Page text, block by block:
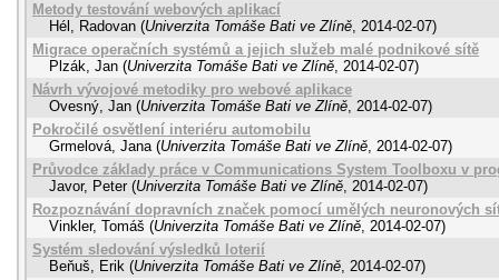
Metody testování webových aplikací
Hél, Radovan (Univerzita Tomáše Bati ve Zlíně, 2014-02-07)
Migrace operačních systémů a jejich služeb malé podnikové sítě
Plzák, Jan (Univerzita Tomáše Bati ve Zlíně, 2014-02-07)
Návrh vývojové metodiky pro webové aplikace
Ovesný, Jan (Univerzita Tomáše Bati ve Zlíně, 2014-02-07)
Pokročilé osvětlení interiéru automobilu
Grmelová, Jana (Univerzita Tomáše Bati ve Zlíně, 2014-02-07)
Průvodce základy práce v Communications System Toolboxu v
Javor, Peter (Univerzita Tomáše Bati ve Zlíně, 2014-02-07)
Rozpoznávání dopravních značek pomocí umělých neuronových
Vinkler, Tomáš (Univerzita Tomáše Bati ve Zlíně, 2014-02-07)
Systém sledování výsledků loterií
Beňuš, Erik (Univerzita Tomáše Bati ve Zlíně, 2014-02-07)